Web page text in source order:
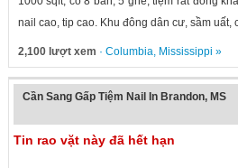
nail cao, tip cao. Khu đông dân cư, sầm uất,
2,100 lượt xem · Columbia, Mississippi »
Cần Sang Gấp Tiệm Nail In Brandon, MS
Tin rao vặt này đã hết hạn